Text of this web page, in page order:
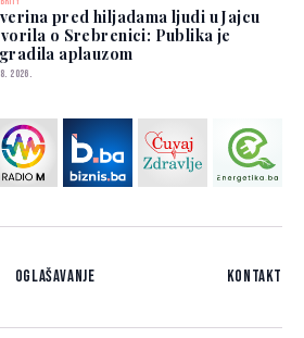
pred hiljadama ljudi u Jajcu
o Srebrenici: Publika je
aplauzom
2026.
Oglašavanje Kontakt